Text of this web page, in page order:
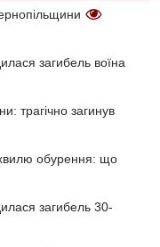
загибель воїна
трагічно загинув
обурення: що
загибель 30-